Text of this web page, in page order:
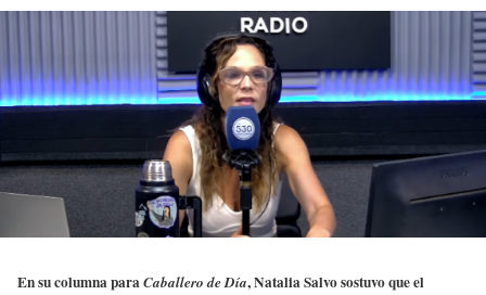
En su columna paraCaballero de Día, Natalia Salvo sostuvo que el